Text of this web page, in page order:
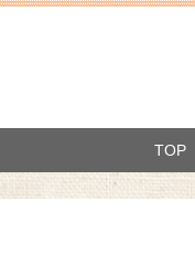
TOP